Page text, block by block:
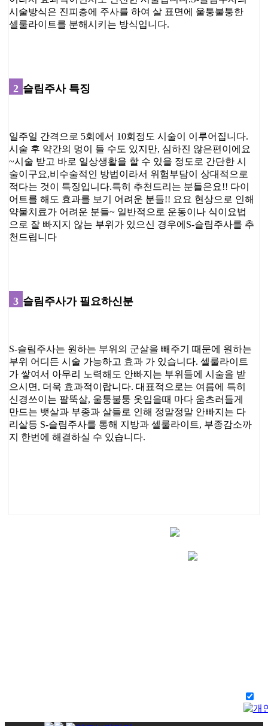
시술방식은 진피층에 주사를 하여 살 표면에 울퉁불퉁한
셀룰라이트를 분해시키는 방식입니다.
2 슬림주사 특징
일주일 간격으로 5회에서 10회정도 시술이 이루어집니다.
시술 후 약간의 멍이 들 수도 있지만, 심하진 않은편이에요
~ ​ 시술 받고 바로 일상생활을 할 수 있을 정도로 간단한 시
술이구요, ​비수술적인 방법이라서 위험부담이 상대적으로
적다는 것이 특징입니다. ​ 특히 추천드리는 분들은요!! 다이
어트를 해도 효과를 보기 어려운 분들!! 요요 현상으로 인해
약물치료가 어려운 분들~ 일반적으로 운동이나 식이요법
으로 잘 빠지지 않는 부위가 있으신 경우에​ S-슬림주사를 추
천드립니다
3 슬림주사가 필요하신분
S-슬림주사는 원하는 부위의 군살을 빼주기 때문에 원하는
부위 어디든 시술 가능하고 효과 가 있습니다. 셀룰라이트
가 쌓여서 아무리 노력해도 안빠지는 부위들에 시술을 받
으시면, 더욱 효과적이랍니다. 대표적으로는 여름에 특히
신경쓰이는 팔뚝살, 울퉁불퉁 옷입을때 마다 움츠러들게
만드는 뱃살과 부종과 살들로 인해 정말정말 안빠지는 다
리살등 S-슬림주사를 통해 지방과 셀룰라이트, 부종감소까
지 한번에 해결하실 수 있습니다.